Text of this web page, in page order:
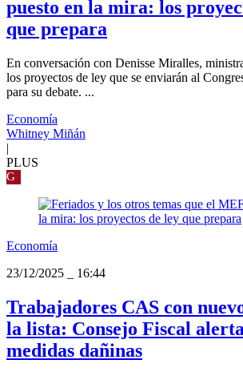
puesto en la mira: los
que prepara
En conversación con Denisse Miralles,
los proyectos de ley que se enviarán al
para su debate. ...
Economía
Whitney Miñán
|
PLUS
G
Economía
23/12/2025
16:44
Trabajadores CAS con
la lista: Consejo Fiscal
medidas dañinas